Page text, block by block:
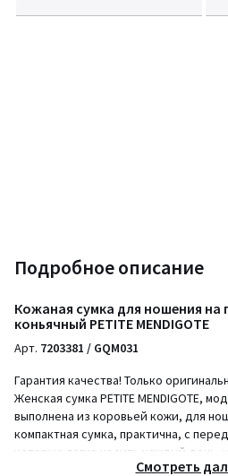
Подробное описание
Кожаная сумка для ношения на
коньячный PETITE MENDIGOTE
Арт. 7203381 / GQM031
Гарантия качества! Только
Женская сумка PETITE MENDIGOTE,
выполнена из коровьей кожи, для
компактная сумка, практична, с
которую легко носить каждый день,
Смотреть